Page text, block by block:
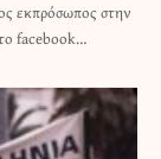
εκπρόσωπος στην
facebook…